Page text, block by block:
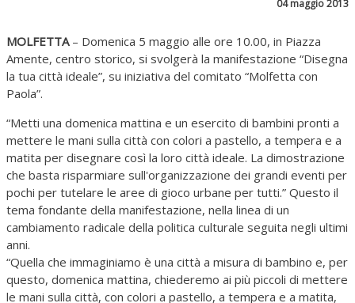
04 maggio 2013
MOLFETTA– Domenica 5 maggio alle ore 10.00, in Piazza
Amente, centro storico, si svolgerà la manifestazione “Disegna
la tua città ideale”, su iniziativa del comitato “Molfetta con
Paola”.
“Metti una domenica mattina e un esercito di bambini pronti a
mettere le mani sulla città con colori a pastello, a tempera e a
matita per disegnare così la loro città ideale. La dimostrazione
che basta risparmiare sull'organizzazione dei grandi eventi per
pochi per tutelare le aree di gioco urbane per tutti.” Questo il
tema fondante della manifestazione, nella linea di un
cambiamento radicale della politica culturale seguita negli ultimi
anni.
“Quella che immaginiamo è una città a misura di bambino e, per
questo, domenica mattina, chiederemo ai più piccoli di mettere
le mani sulla città, con colori a pastello, a tempera e a matita,